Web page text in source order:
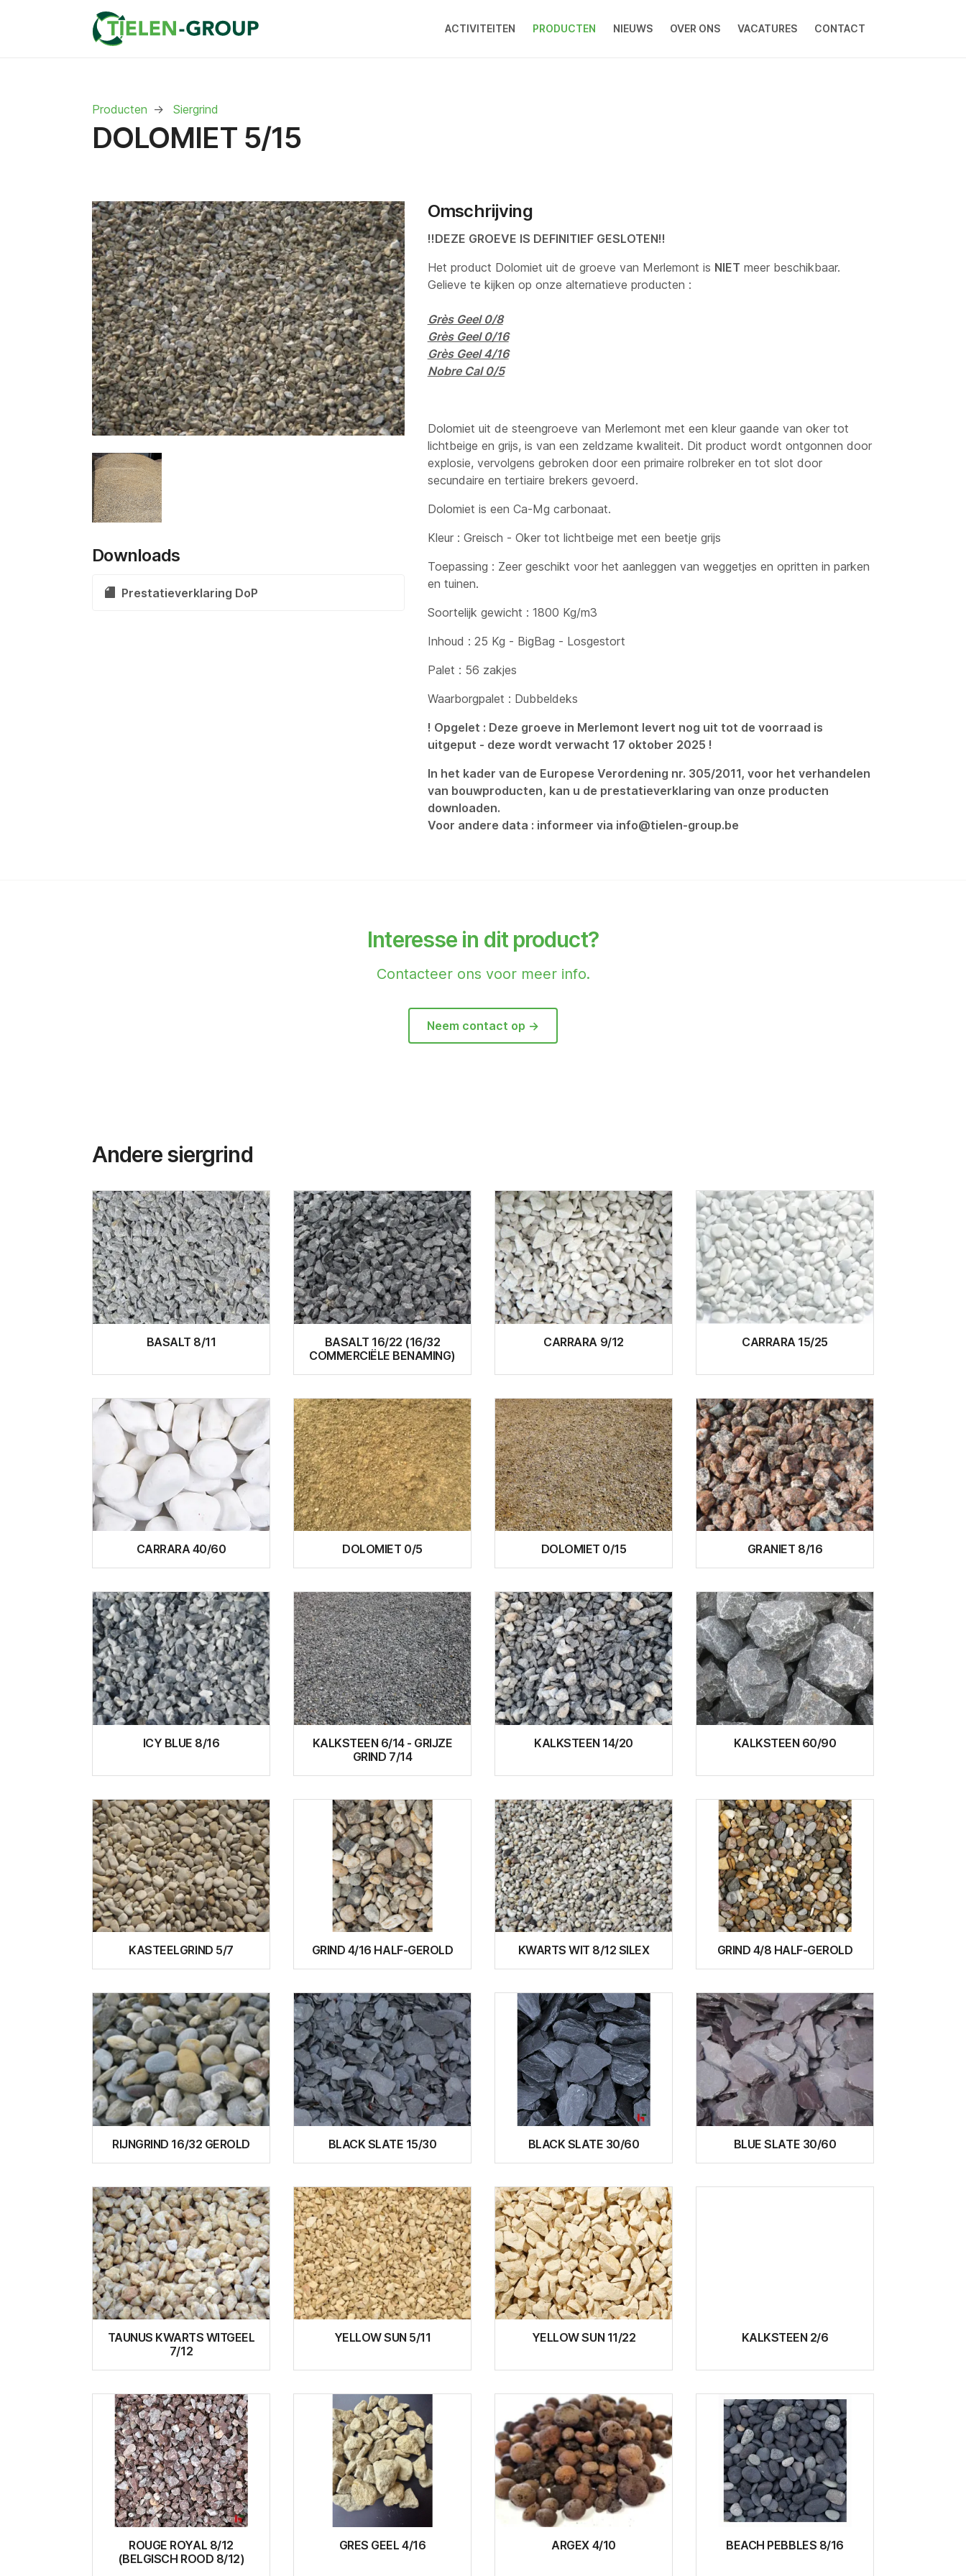
ACTIVITEITEN PRODUCTEN NIEUWS OVER ONS VACATURES CONTACT
Producten Siergrind
DOLOMIET 5/15
Downloads
Prestatieverklaring DoP
Omschrijving
!!DEZE GROEVE IS DEFINITIEF GESLOTEN!!
Het product Dolomiet uit de groeve van Merlemont is NIET meer beschikbaar.
Gelieve te kijken op onze alternatieve producten :
Grès Geel 0/8
Grès Geel 0/16
Grès Geel 4/16
Nobre Cal 0/5
Dolomiet uit de steengroeve van Merlemont met een kleur gaande van oker tot
lichtbeige en grijs, is van een zeldzame kwaliteit. Dit product wordt ontgonnen door
explosie, vervolgens gebroken door een primaire rolbreker en tot slot door
secundaire en tertiaire brekers gevoerd.
Dolomiet is een Ca-Mg carbonaat.
Kleur : Greisch - Oker tot lichtbeige met een beetje grijs
Toepassing : Zeer geschikt voor het aanleggen van weggetjes en opritten in parken
en tuinen.
Soortelijk gewicht : 1800 Kg/m3
Inhoud : 25 Kg - BigBag - Losgestort
Palet : 56 zakjes
Waarborgpalet : Dubbeldeks
! Opgelet : Deze groeve in Merlemont levert nog uit tot de voorraad is
uitgeput - deze wordt verwacht 17 oktober 2025 !
In het kader van de Europese Verordening nr. 305/2011, voor het verhandelen
van bouwproducten, kan u de prestatieverklaring van onze producten
downloaden.
Voor andere data : informeer via info@tielen-group.be
Interesse in dit product?
Contacteer ons voor meer info.
Neem contact op ->
Andere siergrind
BASALT 8/11
BASALT 16/22 (16/32
COMMERCIËLE BENAMING)
CARRARA 9/12 CARRARA 15/25
CARRARA 40/60 DOLOMIET 0/5 DOLOMIET 0/15 GRANIET 8/16
ICY BLUE 8/16
KALKSTEEN 6/14 - GRIJZE
GRIND 7/14
KALKSTEEN 14/20 KALKSTEEN 60/90
KASTEELGRIND 5/7 GRIND 4/16 HALF-GEROLD KWARTS WIT 8/12 SILEX GRIND 4/8 HALF-GEROLD
RIJNGRIND 16/32 GEROLD BLACK SLATE 15/30 BLACK SLATE 30/60 BLUE SLATE 30/60
TAUNUS KWARTS WITGEEL
7/12
YELLOW SUN 5/11 YELLOW SUN 11/22 KALKSTEEN 2/6
ROUGE ROYAL 8/12
(BELGISCH ROOD 8/12)
GRES GEEL 4/16 ARGEX 4/10 BEACH PEBBLES 8/16